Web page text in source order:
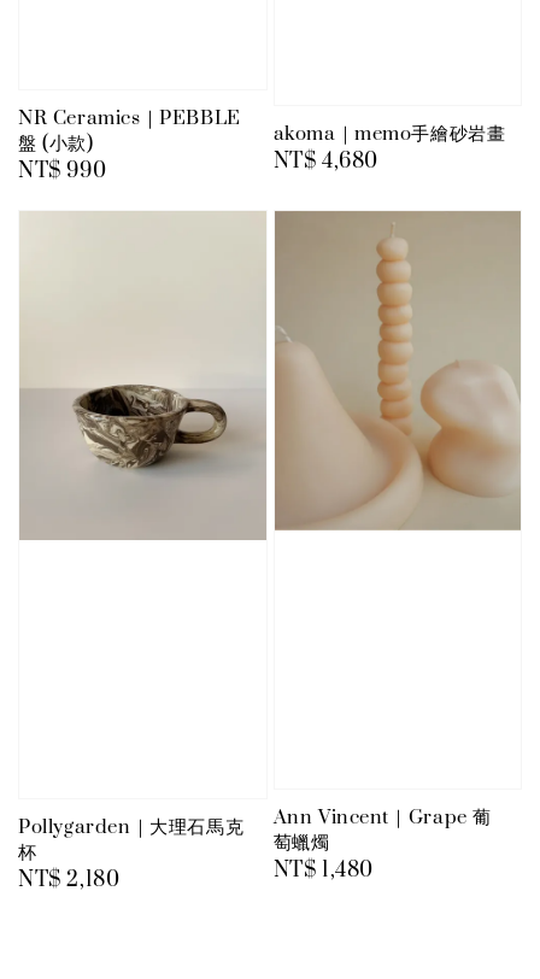
NR Ceramics｜PEBBLE
盤 (小款)
Regular
NT$ 990
akoma｜memo手繪砂岩畫
Regular
NT$ 4,680
Pollygarden｜大理石馬克
杯
Regular
NT$ 2,180
Ann Vincent｜Grape 葡
萄蠟燭
Regular
NT$ 1,480